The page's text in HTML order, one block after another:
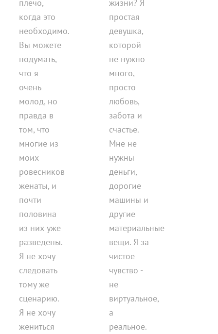
плечо,
когда это
необходимо.
Вы можете
подумать,
что я
очень
молод, но
правда в
том, что
многие из
моих
ровесников
женаты, и
почти
половина
из них уже
разведены.
Я не хочу
следовать
тому же
сценарию.
Я не хочу
жениться
жизни? Я
простая
девушка,
которой
не нужно
много,
просто
любовь,
забота и
счастье.
Мне не
нужны
деньги,
дорогие
машины и
другие
материальные
вещи. Я за
чистое
чувство -
не
виртуальное,
а
реальное.